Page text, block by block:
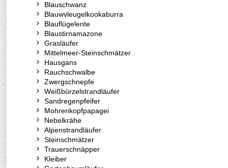
Blauschwanz
Blauwvleugelkookaburra
Blauflügelente
Blaustirnamazone
Grasläufer
Mittelmeer-Steinschmätzer
Hausgans
Rauchschwalbe
Zwergschnepfe
Weißbürzelstrandläufer
Sandregenpfeifer
Mohrenkopfpapagei
Nebelkrähe
Alpenstrandläufer
Steinschmätzer
Trauerschnäpper
Kleiber